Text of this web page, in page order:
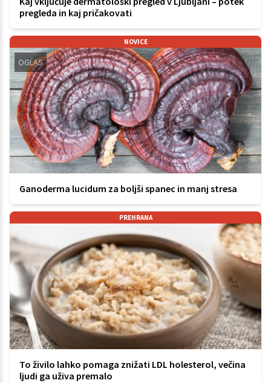
pregleda in kaj pričakovati
NOVICE
OGLAS
Ganoderma lucidum za boljši spanec in manj stresa
PREHRANA
To živilo lahko pomaga znižati LDL holesterol, večina
ljudi ga uživa premalo